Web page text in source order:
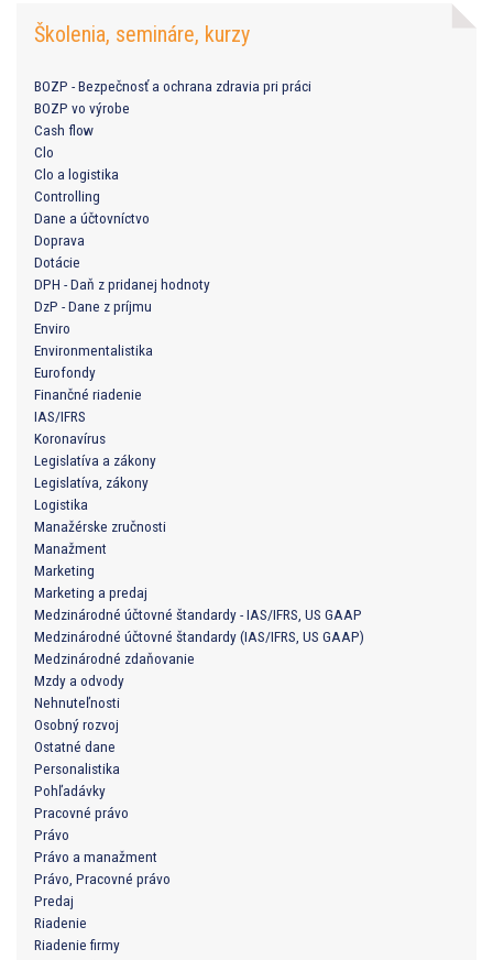
Školenia, semináre, kurzy
BOZP - Bezpečnosť a ochrana zdravia pri práci
BOZP vo výrobe
Cash flow
Clo
Clo a logistika
Controlling
Dane a účtovníctvo
Doprava
Dotácie
DPH - Daň z pridanej hodnoty
DzP - Dane z príjmu
Enviro
Environmentalistika
Eurofondy
Finančné riadenie
IAS/IFRS
Koronavírus
Legislatíva a zákony
Legislatíva, zákony
Logistika
Manažérske zručnosti
Manažment
Marketing
Marketing a predaj
Medzinárodné účtovné štandardy - IAS/IFRS, US GAAP
Medzinárodné účtovné štandardy (IAS/IFRS, US GAAP)
Medzinárodné zdaňovanie
Mzdy a odvody
Nehnuteľnosti
Osobný rozvoj
Ostatné dane
Personalistika
Pohľadávky
Pracovné právo
Právo
Právo a manažment
Právo, Pracovné právo
Predaj
Riadenie
Riadenie firmy